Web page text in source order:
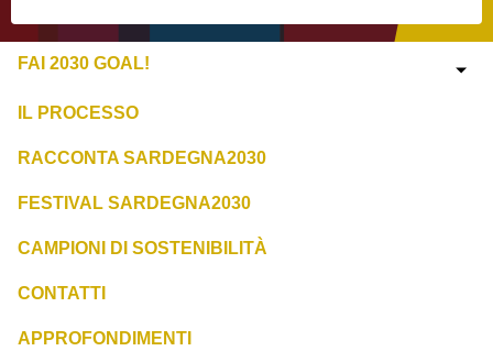
FAI 2030 GOAL!
IL PROCESSO
RACCONTA SARDEGNA2030
FESTIVAL SARDEGNA2030
CAMPIONI DI SOSTENIBILITÀ
CONTATTI
APPROFONDIMENTI